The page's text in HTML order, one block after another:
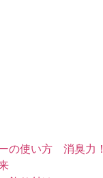
の使い方 消臭力！